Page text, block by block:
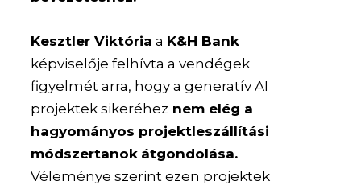
Kesztler Viktória a K&H Bank
képviselője felhívta a vendégek
figyelmét arra, hogy a generatív AI
projektek sikeréhez nem elég a
hagyományos projektleszállítási
módszertanok átgondolása.
Véleménye szerint ezen projektek